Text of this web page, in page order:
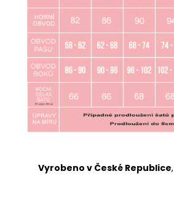
Vyrobeno v České Republice,